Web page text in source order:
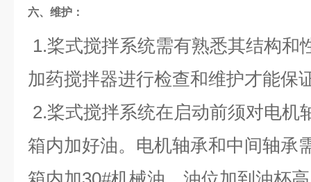
六、维护：
1.桨式搅拌系统需有熟悉其结构和
加药搅拌器进行检查和维护才能
2.桨式搅拌系统在启动前须对电机
箱内加好油。电机轴承和中间轴承